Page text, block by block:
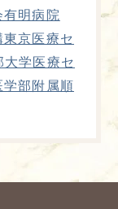
有明病院
京医療セ
大学医療セ
学部附属順